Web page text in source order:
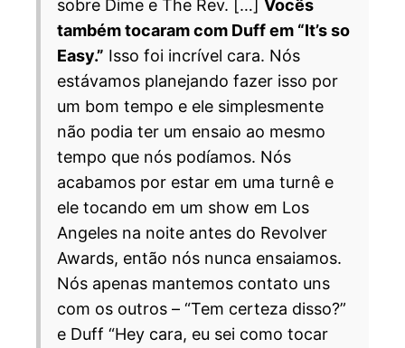
sobre Dime e The Rev. […] Vocês
também tocaram com Duff em “It’s so
Easy.” Isso foi incrível cara. Nós
estávamos planejando fazer isso por
um bom tempo e ele simplesmente
não podia ter um ensaio ao mesmo
tempo que nós podíamos. Nós
acabamos por estar em uma turnê e
ele tocando em um show em Los
Angeles na noite antes do Revolver
Awards, então nós nunca ensaiamos.
Nós apenas mantemos contato uns
com os outros – “Tem certeza disso?”
e Duff “Hey cara, eu sei como tocar